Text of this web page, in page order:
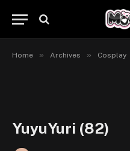
Home » Archives » Cosplay
YuyuYuri (82)